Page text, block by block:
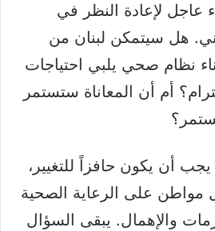
عاجل لإعادة النظر في
هل سيتمكن لبنان من
نظام صحي يلبي احتياجات
أم أن المعاناة ستستمر
يجب أن يكون حافزاً للتغيير،
على الرعاية الصحية
والإهمال. يبقى السؤال